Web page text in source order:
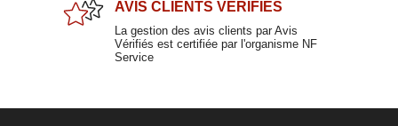
AVIS CLIENTS VÉRIFIÉS
La gestion des avis clients par Avis
Vérifiés est certifiée par l'organisme NF
Service